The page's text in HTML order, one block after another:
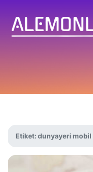
Etiket: dunyayeri mobil